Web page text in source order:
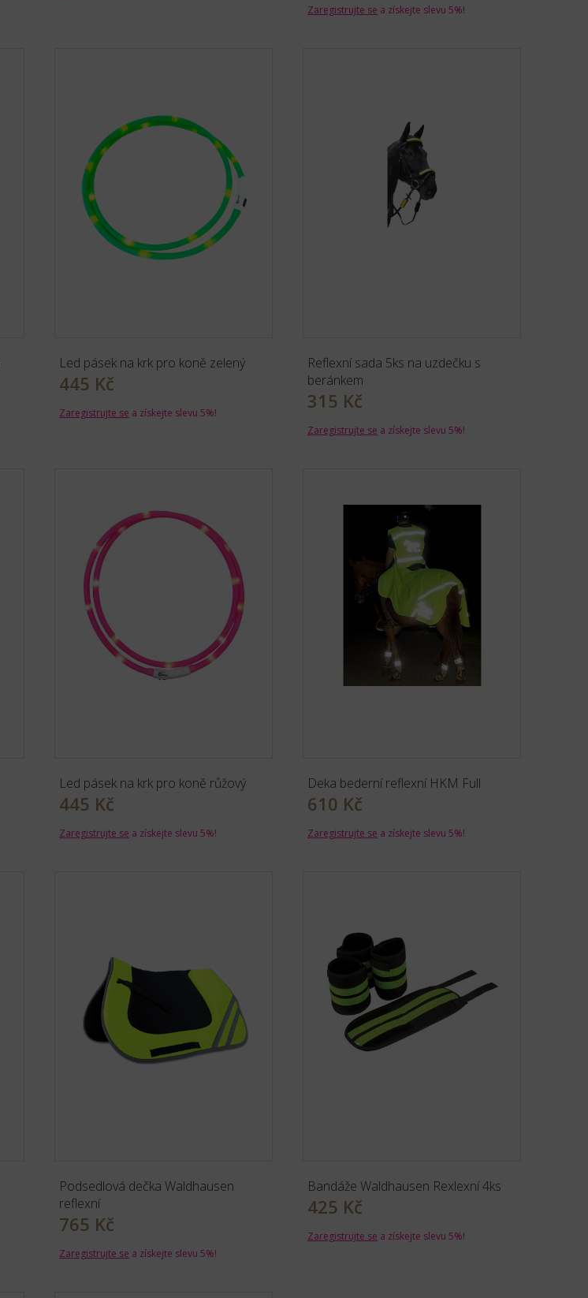
Zaregistrujte se a získejte slevu 5%!
Led pásek na krk pro koně zelený
445 Kč
Zaregistrujte se a získejte slevu 5%!
Reflexní sada 5ks na uzdečku s
beránkem
315 Kč
Zaregistrujte se a získejte slevu 5%!
Led pásek na krk pro koně růžový
445 Kč
Zaregistrujte se a získejte slevu 5%!
Deka bederní reflexní HKM Full
610 Kč
Zaregistrujte se a získejte slevu 5%!
Podsedlová dečka Waldhausen
reflexní
765 Kč
Zaregistrujte se a získejte slevu 5%!
Bandáže Waldhausen Rexlexní 4ks
425 Kč
Zaregistrujte se a získejte slevu 5%!